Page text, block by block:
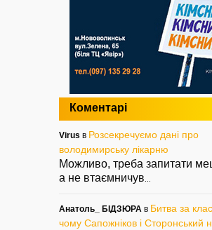
Коментарі
Virus в Розсекречуємо дані про
володимирську лікарню
Можливо, треба запитати
а не втаємничув
Анатоль_ БІДЗЮРА в Битва за
чому Сапожніков і Сторонський